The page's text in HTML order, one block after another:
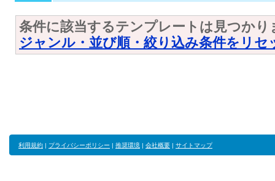
条件に該当するテンプレートは見つかり
ジャンル・並び順・絞り込み条件をリセ
利用規約 | プライバシーポリシー | 推奨環境 | 会社概要 | サイトマップ